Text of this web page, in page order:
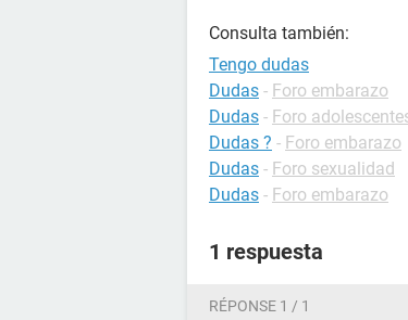
Consulta también:
Tengo dudas
Dudas - Foro embarazo
Dudas - Foro
Dudas ? - Foro embarazo
Dudas - Foro sexualidad
Dudas - Foro embarazo
1 respuesta
RÉPONSE 1 / 1